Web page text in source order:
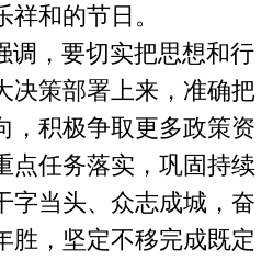
和的节日。
调，要切实把思想和行
决策部署上来，准确把
，积极争取更多政策资
点任务落实，巩固持续
字当头、众志成城，奋
胜，坚定不移完成既定